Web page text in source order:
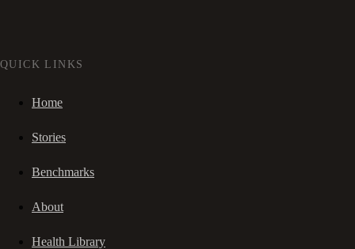
QUICK LINKS
Home
Stories
Benchmarks
About
Health Library